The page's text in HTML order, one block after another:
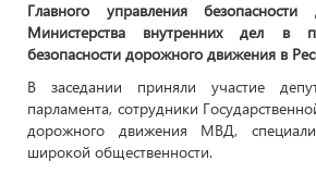
Главного управления
Министерства внутренних дел в
безопасности дорожного движения в
В заседании приняли участие
парламента, сотрудники
дорожного движения МВД,
широкой общественности.